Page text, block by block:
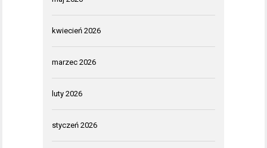
kwiecień 2026
marzec 2026
luty 2026
styczeń 2026